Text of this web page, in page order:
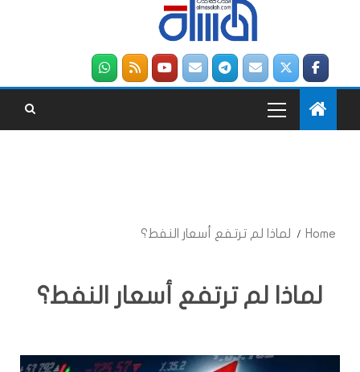
Home لماذا لم ترتفع أسعار النفط؟
لماذا لم ترتفع أسعار النفط؟